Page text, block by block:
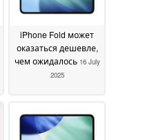
iPhone Fold может
оказаться дешевле,
чем ожидалось 16 July
2025